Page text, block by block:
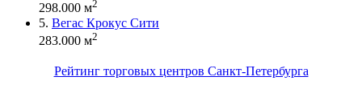
298.000 м2
5. Вегас Крокус Сити
283.000 м2
Рейтинг торговых центров Санкт-Петербурга